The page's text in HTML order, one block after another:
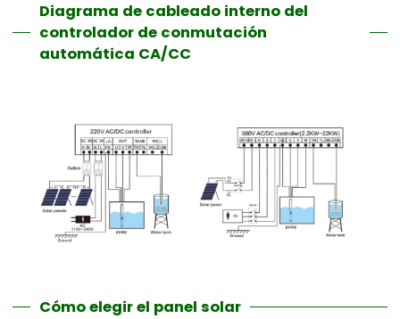
Diagrama de cableado interno del
controlador de conmutación
automática CA/CC
Cómo elegir el panel solar